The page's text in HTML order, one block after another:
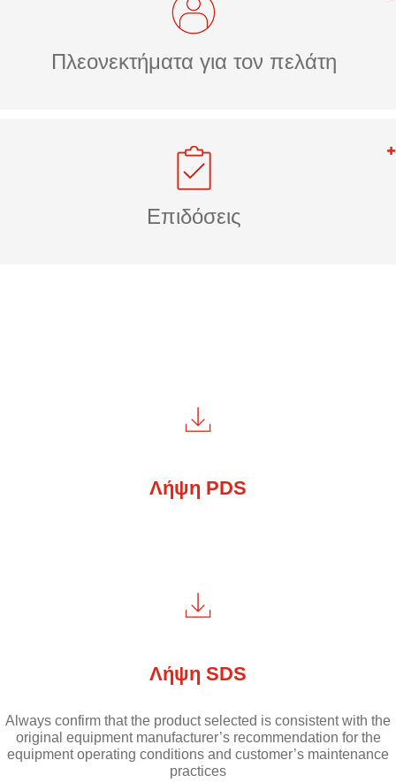
Πλεονεκτήματα για τον πελάτη
Επιδόσεις
Λήψη PDS
Λήψη SDS
Always confirm that the product selected is consistent with the
original equipment manufacturer’s recommendation for the
equipment operating conditions and customer’s maintenance
practices